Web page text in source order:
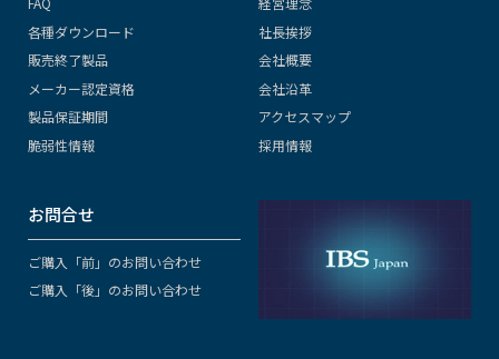
各種ダウンロード
販売終了製品
メーカー認定資格
製品保証期間
脆弱性情報
社長挨拶
会社概要
会社沿革
アクセスマップ
採用情報
お問合せ
ご購入「前」のお問い合わせ
ご購入「後」のお問い合わせ